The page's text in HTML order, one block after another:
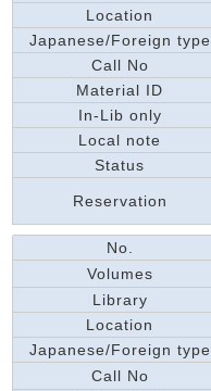
Location
Japanese/Foreign type
Call No
Material ID
In-Lib only
Local note
Status
Reservation
No.
Volumes
Library
Location
Japanese/Foreign type
Call No